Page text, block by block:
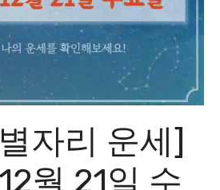
자리 운세]
월 21일 수